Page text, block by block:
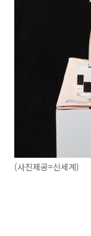
(사진제공=신세계)